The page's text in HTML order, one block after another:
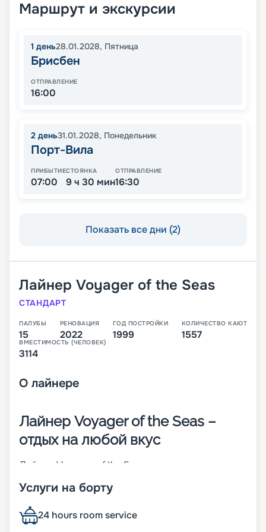
Маршрут и экскурсии
1 день28.01.2028, Пятница
Брисбен
ОТПРАВЛЕНИЕ
16:00
2 день31.01.2028, Понедельник
Порт-Вила
ПРИБЫТИЕ
07:00
СТОЯНКА
9 ч 30 мин
ОТПРАВЛЕНИЕ
16:30
Показать все дни (2)
Лайнер Voyager of the Seas
СТАНДАРТ
ПАЛУБЫ
15
РЕНОВАЦИЯ
2022
ГОД ПОСТРОЙКИ
1999
КОЛИЧЕСТВО КАЮТ
1557
ВМЕСТИМОСТЬ (ЧЕЛОВЕК)
3114
О лайнере
Лайнер Voyager of the Seas –
отдых на любой вкус
Лайнер Voyager of the Seas – родоначальник
году в Финляндии. На момент спуска на воду он
нем впервые появился крытый куполом
променад протяженностью 3/4 длины судна.
Услуги на борту
24 hours room service